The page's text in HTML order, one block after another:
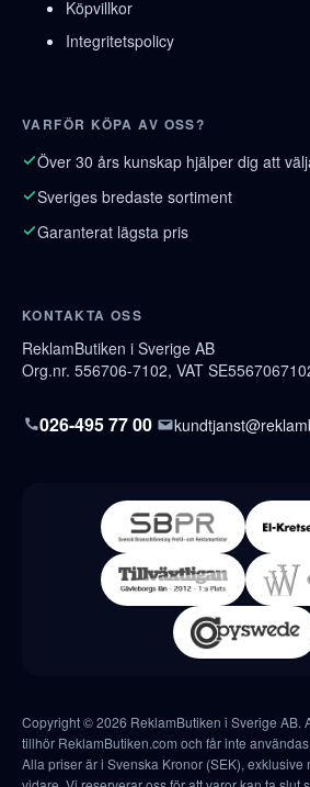
Köpvillkor
Integritetspolicy
VARFÖR KÖPA AV OSS?
Över 30 års kunskap hjälper dig att
Sveriges bredaste sortiment
Garanterat lägsta pris
KONTAKTA OSS
ReklamButiken i Sverige AB
Org.nr. 556706-7102, VAT
026-495 77 00
Copyright © 2026 ReklamButiken i Sverige AB.
tillhör ReklamButiken.com och får inte
Alla priser är i Svenska Kronor (SEK), exklusive